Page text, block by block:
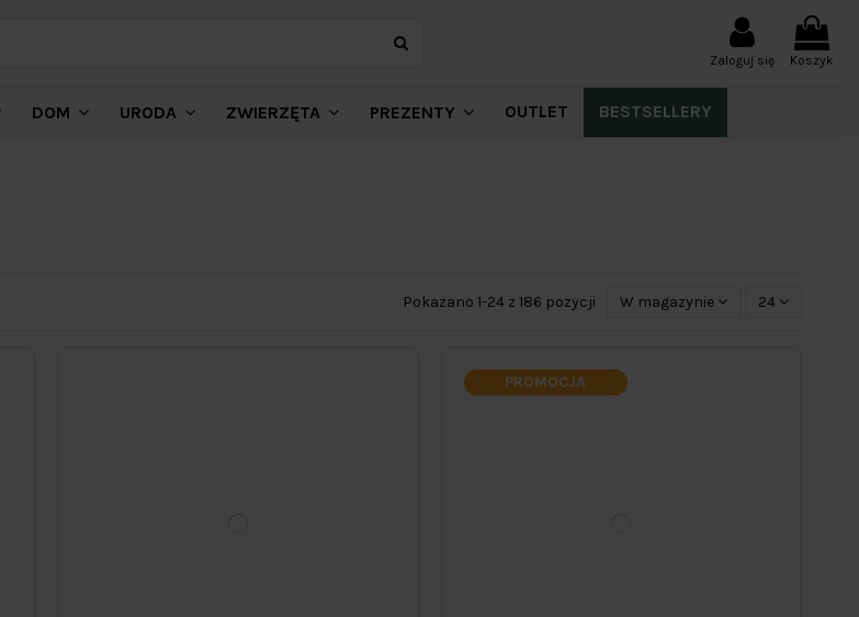
Zaloguj się Koszyk
DOM URODA ZWIERZĘTA PREZENTY OUTLET BESTSELLERY
Pokazano 1-24 z 186 pozycji W magazynie 24
PROMOCJA